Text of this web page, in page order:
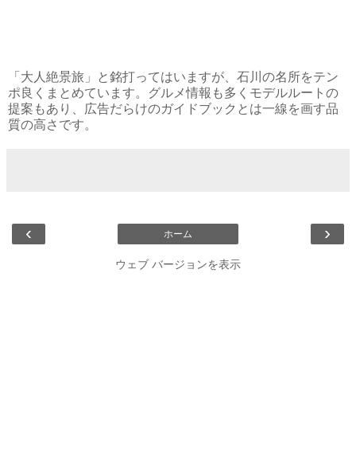
「大人絶景旅」と銘打ってはいますが、石川の名所をテン
ポ良くまとめています。グルメ情報も多くモデルルートの
提案もあり、広告だらけのガイドブックとは一線を画す品
質の高さです。
‹ ›
ホーム
ウェブ バージョンを表示